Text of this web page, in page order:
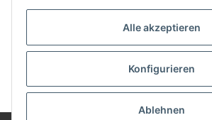
Alle akzeptieren
Konfigurieren
Ablehnen
Neu hier?Jetzt registrieren!